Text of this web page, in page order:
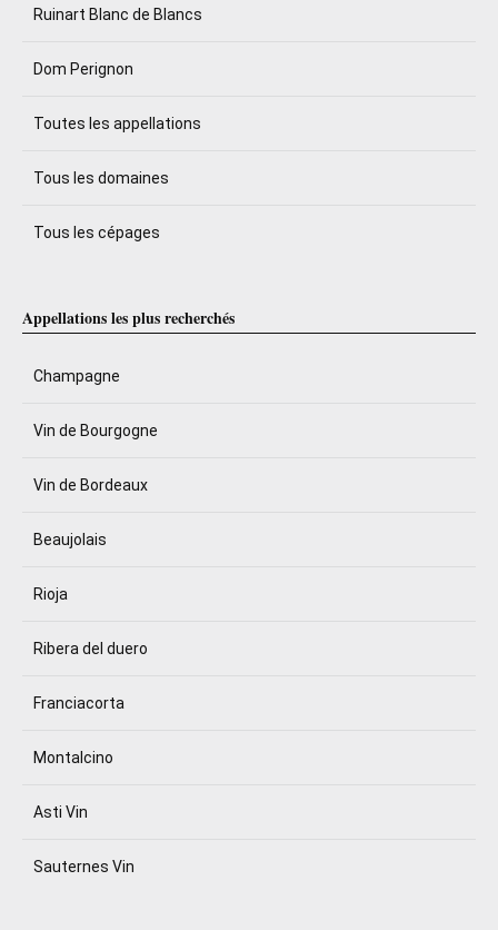
Ruinart Blanc de Blancs
Dom Perignon
Toutes les appellations
Tous les domaines
Tous les cépages
Appellations les plus recherchés
Champagne
Vin de Bourgogne
Vin de Bordeaux
Beaujolais
Rioja
Ribera del duero
Franciacorta
Montalcino
Asti Vin
Sauternes Vin